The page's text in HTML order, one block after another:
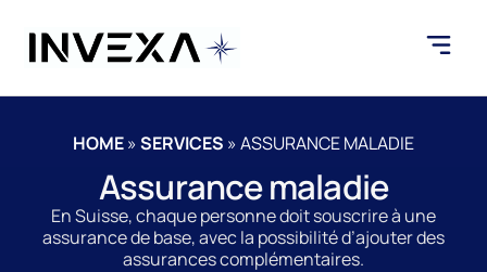
HOME»SERVICES »ASSURANCE MALADIE
Assurance maladie
En Suisse, chaque personne doit souscrire à une
assurance de base, avec la possibilité d’ajouter des
assurances complémentaires.